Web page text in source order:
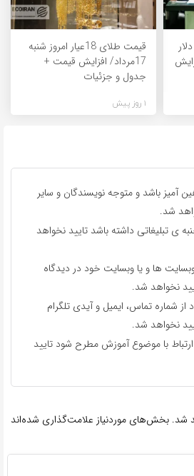
قیمت طلای 18عیار امروز شنبه
17مرداد/ افزایش قیمت +
جدول و جزئیات
1 روز پیش
آمیز باشد و متوجه نویسندگان و سایر
شد.
ی تبلیغاتی داشته باشد تایید نخواهد
ها و یا وبسایت خود در دیدگاه
نخواهد شد.
از شماره تماس، ایمیل و آیدی تلگرام
نخواهد شد.
با موضوع آموزش مطرح شود تایید
شد. بخش‌های موردنیاز علامت‌گذاری شده‌اند